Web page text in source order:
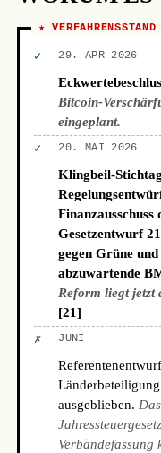
★
✓ 29. APR 2026
Bitcoin-
eingeplant.
✓ 20. MAI 2026
Klingbeil-
Gesetzentwurf
gegen Grüne
abzuwartende
Reform liegt jetzt
[21]
✗ JUNI
ausgeblieben.